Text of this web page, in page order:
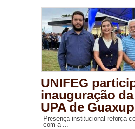
UNIFEG
inauguração
UPA de
Presença institucional reforça
com a ...